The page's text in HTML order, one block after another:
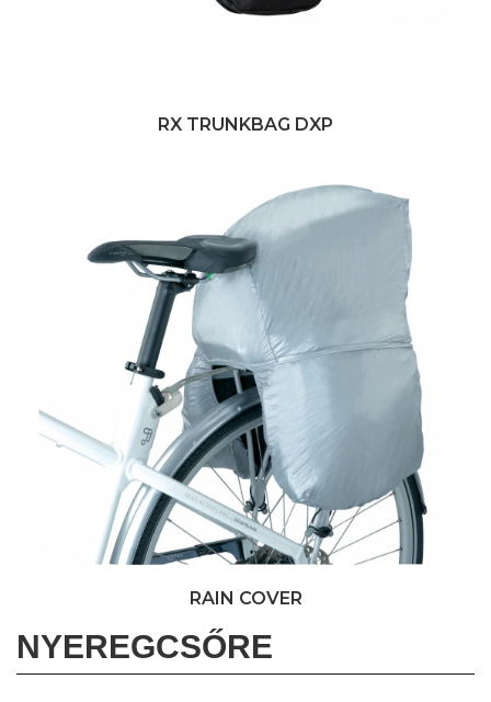
RX TRUNKBAG DXP
RAIN COVER
NYEREGCSŐRE